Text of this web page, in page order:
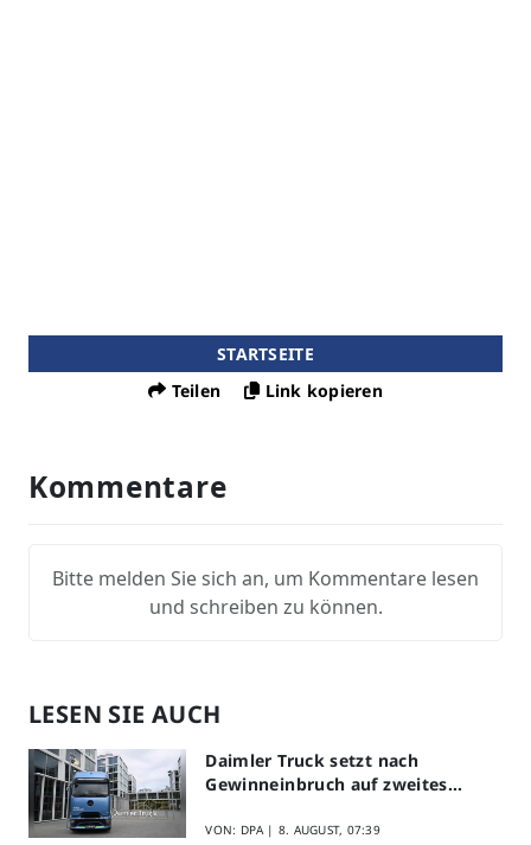
STARTSEITE
Teilen
Link kopieren
Kommentare
Bitte melden Sie sich an, um Kommentare lesen
und schreiben zu können.
LESEN SIE AUCH
Daimler Truck setzt nach
Gewinneinbruch auf zweites
VON: DPA | 8. AUGUST, 07:39